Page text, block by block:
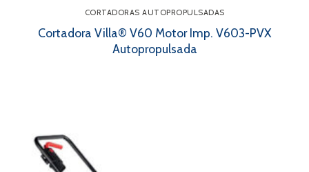
CORTADORAS AUTOPROPULSADAS
Cortadora Villa® V60 Motor Imp. V603-PVX
Autopropulsada